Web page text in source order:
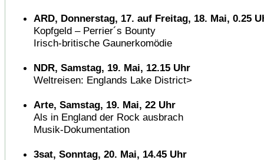
ARD, Donnerstag, 17. auf Freitag, 18. Mai, 0.25
Kopfgeld – Perrier´s Bounty
Irisch-britische Gaunerkomödie
NDR, Samstag, 19. Mai, 12.15 Uhr
Weltreisen: Englands Lake District>
Arte, Samstag, 19. Mai, 22 Uhr
Als in England der Rock ausbrach
Musik-Dokumentation
3sat, Sonntag, 20. Mai, 14.45 Uhr